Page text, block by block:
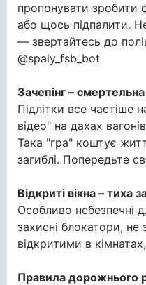
пропонувати зробити
або щось підпалити.
— звертайтесь до
@spaly_fsb_bot
Зачепінг –
Підлітки все частіше
відео" на дахах
Така "гра" коштує
загиблі. Попередьте
Відкриті вікна – тиха
Особливо небезпечні
захисні блокатори, не
відкритими в
Правила дорожнього